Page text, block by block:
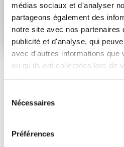
médias sociaux et d'analyser
partageons également des
notre site avec nos partenaires
publicité et d'analyse, qui
avec d'autres informations que
ou qu'ils ont collectées lors de
Nécessaires
Préférences